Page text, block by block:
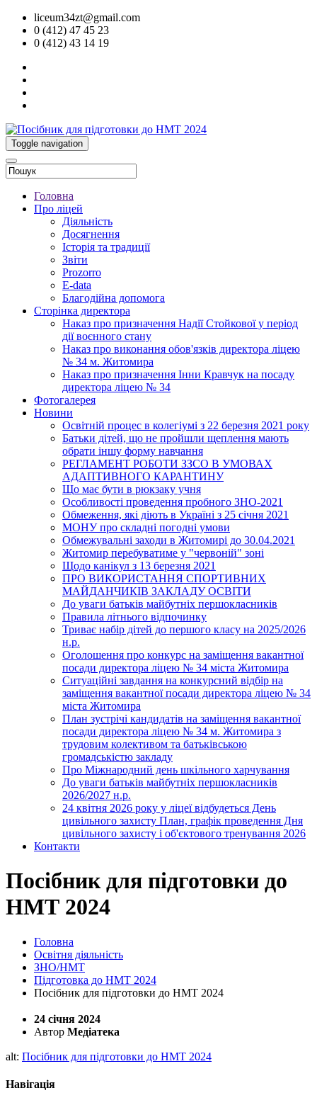
liceum34zt@gmail.com
0 (412) 47 45 23
0 (412) 43 14 19
Toggle navigation
Головна
Про ліцей
Діяльність
Досягнення
Історія та традиції
Звіти
Prozorro
E-data
Благодійна допомога
Сторінка директора
Наказ про призначення Надії Стойкової у період
дії воєнного стану
Наказ про виконання обов'язків директора ліцею
№ 34 м. Житомира
Наказ про призначення Інни Кравчук на посаду
директора ліцею № 34
Фотогалерея
Новини
Освітній процес в колегіумі з 22 березня 2021 року
Батьки дітей, що не пройшли щеплення мають
обрати іншу форму навчання
РЕГЛАМЕНТ РОБОТИ ЗЗСО В УМОВАХ
АДАПТИВНОГО КАРАНТИНУ
Що має бути в рюкзаку учня
Особливості проведення пробного ЗНО-2021
Обмеження, які діють в Україні з 25 січня 2021
МОНУ про складні погодні умови
Обмежувальні заходи в Житомирі до 30.04.2021
Житомир перебуватиме у "червоній" зоні
Щодо канікул з 13 березня 2021
ПРО ВИКОРИСТАННЯ СПОРТИВНИХ
МАЙДАНЧИКІВ ЗАКЛАДУ ОСВІТИ
До уваги батьків майбутніх першокласників
Правила літнього відпочинку
Триває набір дітей до першого класу на 2025/2026
н.р.
Оголошення про конкурс на заміщення вакантної
посади директора ліцею № 34 міста Житомира
Ситуаційні завдання на конкурсний відбір на
заміщення вакантної посади директора ліцею № 34
міста Житомира
План зустрічі кандидатів на заміщення вакантної
посади директора ліцею № 34 м. Житомира з
трудовим колективом та батьківською
громадськістю закладу
Про Міжнародний день шкільного харчування
До уваги батьків майбутніх першокласників
2026/2027 н.р.
24 квітня 2026 року у ліцеї відбудеться День
цивільного захисту План, графік проведення Дня
цивільного захисту і об'єктового тренування 2026
Контакти
Посібник для підготовки до
НМТ 2024
Головна
Освітня діяльність
ЗНО/НМТ
Підготовка до НМТ 2024
Посібник для підготовки до НМТ 2024
24 січня 2024
Автор Медіатека
alt: Посібник для підготовки до НМТ 2024
Навігація